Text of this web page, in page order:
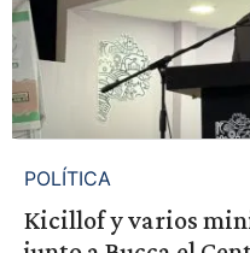
POLÍTICA
Kicillof y varios